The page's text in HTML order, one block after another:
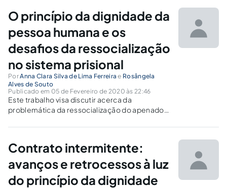
O princípio da dignidade da
pessoa humana e os
desafios da ressocialização
no sistema prisional
PorAnna Clara Silva de Lima Ferreira e Rosângela
Alves de Souto
Publicado em 05 de Fevereiro de 2020 às 22:46
Este trabalho visa discutir acerca da
problemática da ressocialização do apenado.
analisar a controvérsia entre o princípio da
do sistema prisional.
Contrato intermitente:
avanços e retrocessos à luz
do princípio da dignidade